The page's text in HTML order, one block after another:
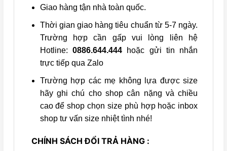
Giao hàng tận nhà toàn quốc.
Thời gian giao hàng tiêu chuẩn từ 5-7 ngày.
Trường hợp cần gấp vui lòng liên hệ
Hotline: 0886.644.444hoặc gửi tin nhắn
trực tiếp qua Zalo
Trường hợp các mẹ không lựa được size
hãy ghi chú cho shop cân nặng và chiều
cao để shop chọn size phù hợp hoặc inbox
shop tư vấn size nhiệt tình nhé!
CHÍNH SÁCH ĐỔI TRẢ HÀNG :